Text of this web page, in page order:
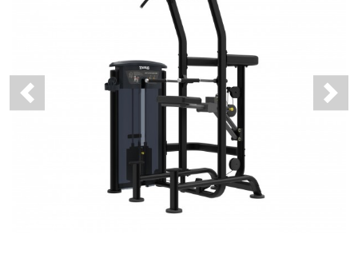
Previous Next